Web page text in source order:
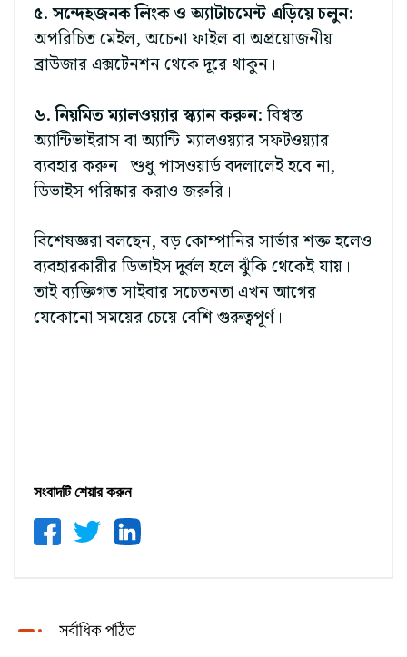
৫. সন্দেহজনক লিংক ও অ্যাটাচমেন্ট এড়িয়ে চলুন:
অপরিচিত মেইল, অচেনা ফাইল বা অপ্রয়োজনীয়
ব্রাউজার এক্সটেনশন থেকে দূরে থাকুন।
৬. নিয়মিত ম্যালওয়্যার স্ক্যান করুন: বিশ্বস্ত
অ্যান্টিভাইরাস বা অ্যান্টি-ম্যালওয়্যার সফটওয়্যার
ব্যবহার করুন। শুধু পাসওয়ার্ড বদলালেই হবে না,
ডিভাইস পরিষ্কার করাও জরুরি।
বিশেষজ্ঞরা বলছেন, বড় কোম্পানির সার্ভার শক্ত হলেও
ব্যবহারকারীর ডিভাইস দুর্বল হলে ঝুঁকি থেকেই যায়।
তাই ব্যক্তিগত সাইবার সচেতনতা এখন আগের
যেকোনো সময়ের চেয়ে বেশি গুরুত্বপূর্ণ।
সংবাদটি শেয়ার করুন
সর্বাধিক পঠিত